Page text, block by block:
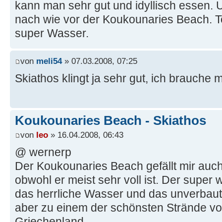
kann man sehr gut und idyllisch essen.
nach wie vor der Koukounaries Beach.
super Wasser.
von meli54» 07.03.2008, 07:25
Skiathos klingt ja sehr gut, ich brauche
Koukounaries Beach - Skiathos
von leo » 16.04.2008, 06:43
@ wernerp
Der Koukounaries Beach gefällt mir
obwohl er meist sehr voll ist. Der super
das herrliche Wasser und das
aber zu einem der schönsten Strände